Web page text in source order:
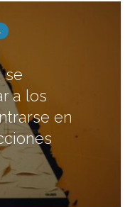
se
a los
en